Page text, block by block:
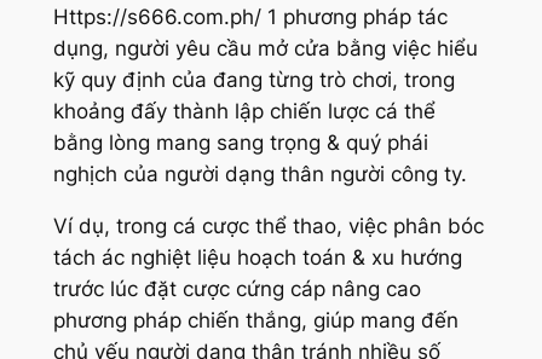
Https://s666.com.ph/ 1 phương pháp tác
dụng, người yêu cầu mở cửa bằng việc hiểu
kỹ quy định của đang từng trò chơi, trong
khoảng đấy thành lập chiến lược cá thể
bằng lòng mang sang trọng & quý phái
nghịch của người dạng thân người công ty.
Ví dụ, trong cá cược thể thao, việc phân bóc
tách ác nghiệt liệu hoạch toán & xu hướng
trước lúc đặt cược cứng cáp nâng cao
phương pháp chiến thắng, giúp mang đến
chủ yếu người dạng thân tránh nhiều số